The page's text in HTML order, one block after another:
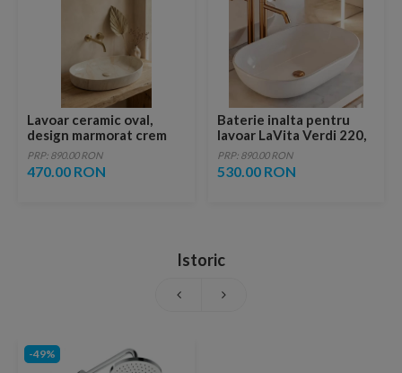
Lavoar ceramic oval,
design marmorat crem
lucios cu vene aurii,
ventil inclus
PRP: 890.00 RON
470.00 RON
Baterie inalta pentru
lavoar LaVita Verdi 220,
fara ventil, brushed
copper
PRP: 890.00 RON
530.00 RON
Istoric
-49%